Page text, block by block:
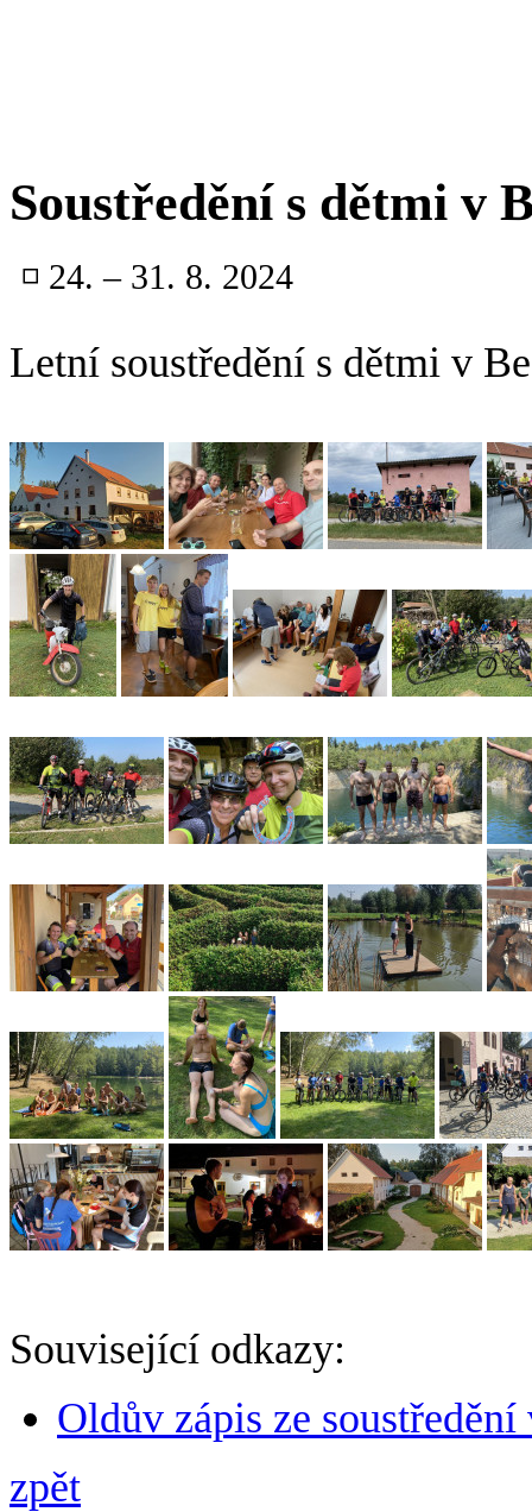
Soustředění s dětmi v
◽ 24. – 31. 8. 2024
Letní soustředění s dětmi v
Související odkazy:
Oldův zápis ze
zpět